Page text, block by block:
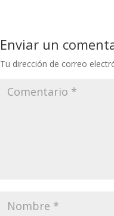
Enviar un
Tu dirección de correo